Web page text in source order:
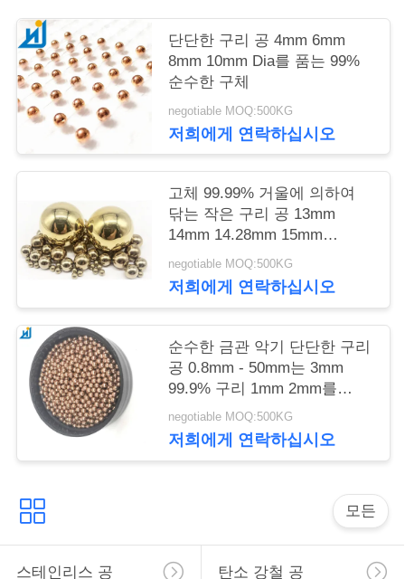
하
십
시
우
문
을
요
단단한 구리 공 4mm 6mm
8mm 10mm Dia를 품는 99%
순수한 구체
negotiable MOQ:500KG
저희에게 연락하십시오
고체 99.99% 거울에 의하여
닦는 작은 구리 공 13mm
14mm 14.28mm 15mm
15.875mm
negotiable MOQ:500KG
저희에게 연락하십시오
순수한 금관 악기 단단한 구리
공 0.8mm - 50mm는 3mm
99.9% 구리 1mm 2mm를
4mm 포함합니다
negotiable MOQ:500KG
저희에게 연락하십시오
모든
스테인리스 공 탄소 강철 공